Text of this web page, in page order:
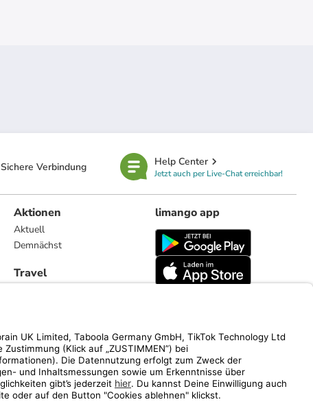
Sichere Verbindung Help Center
Jetzt auch per Live-Chat erreichbar!
Aktionen
Aktuell
Demnächst
Travel
limango app
limango.nl limango.pl